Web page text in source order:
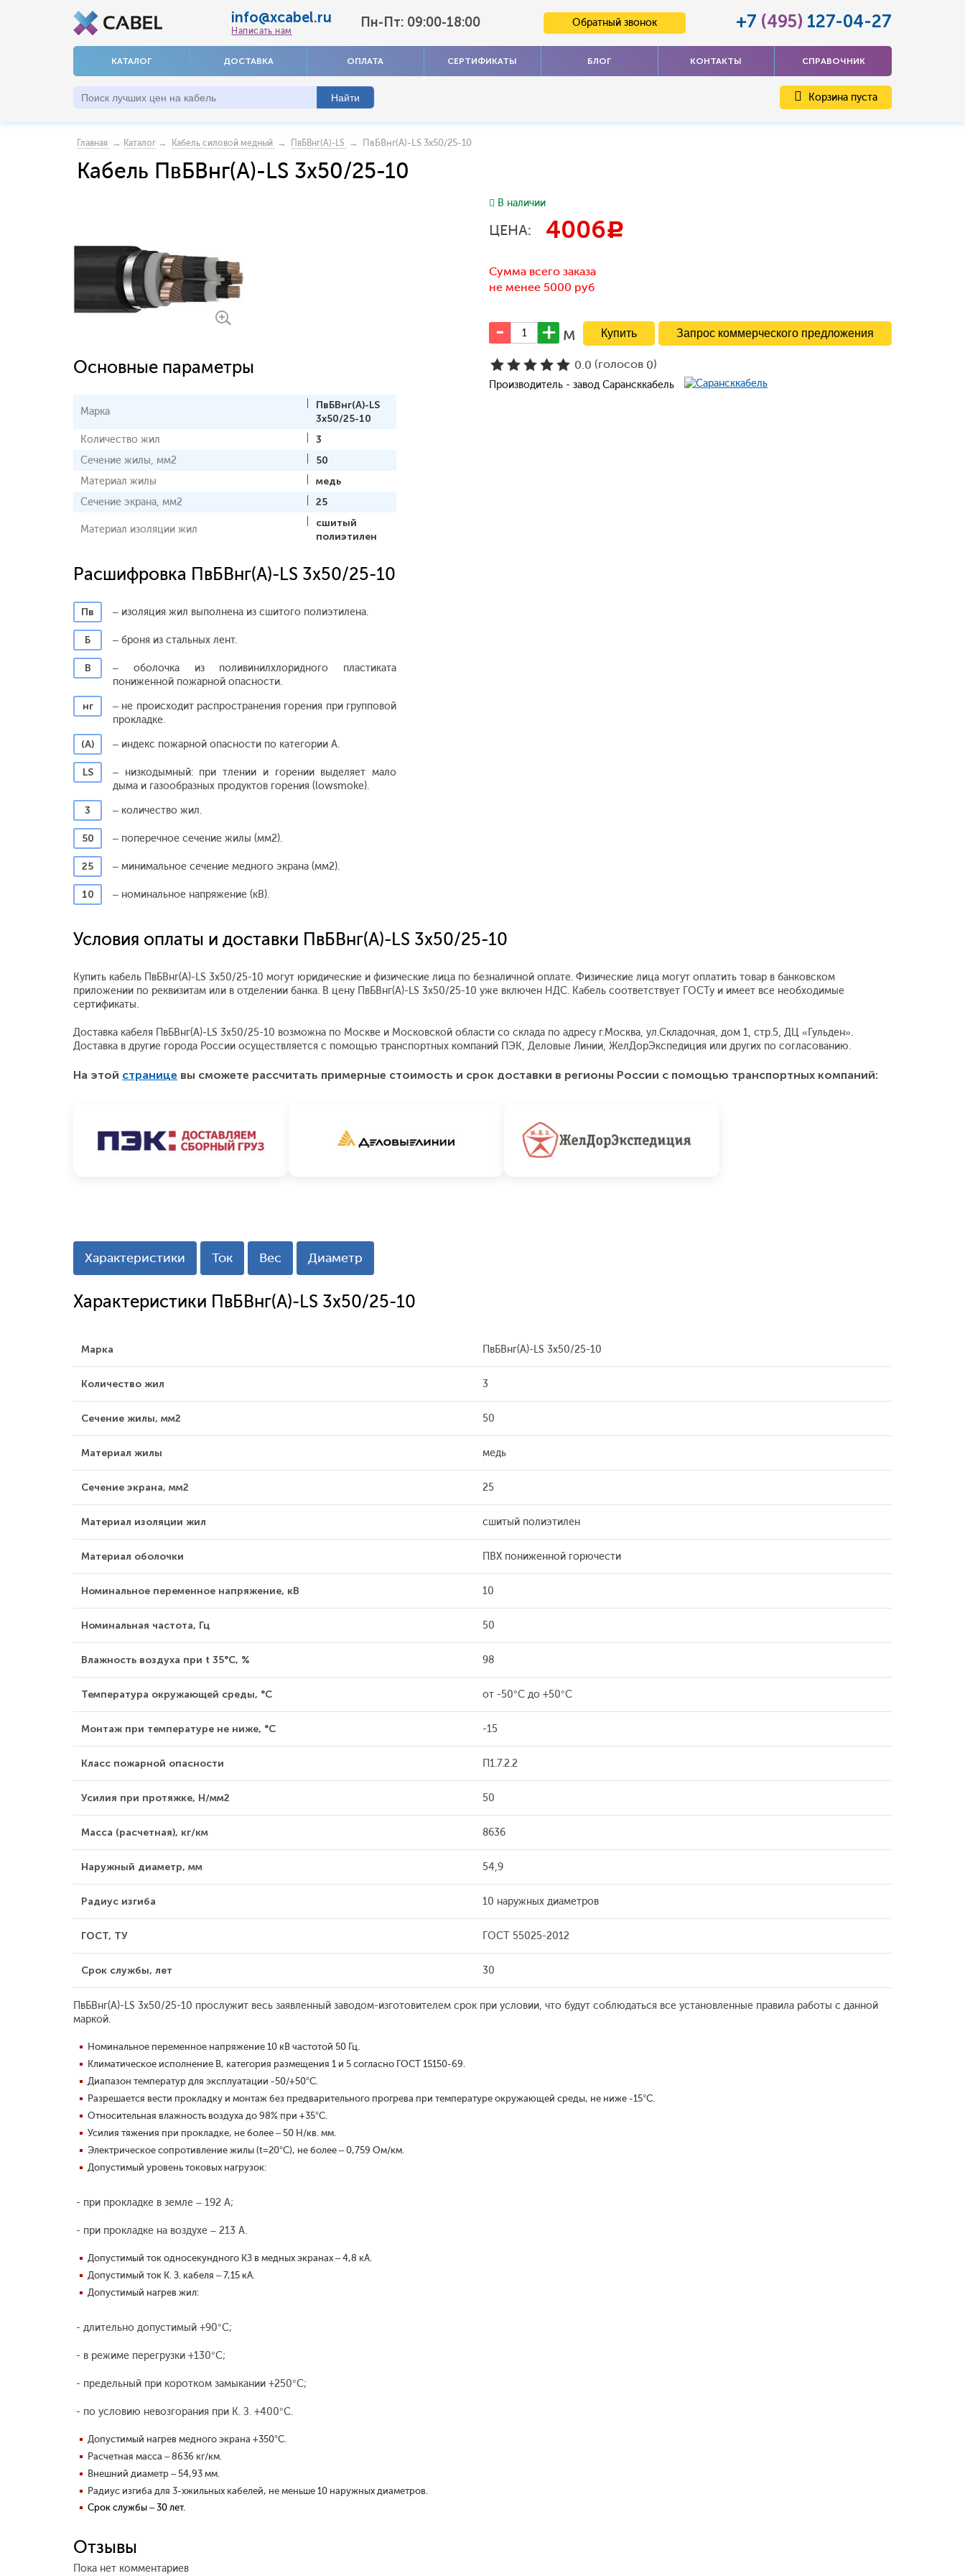
info@xcabel.ru
Написать нам
Пн-Пт: 09:00-18:00 Обратный звонок +7 (495) 127-04-27
КАТАЛОГ ДОСТАВКА ОПЛАТА СЕРТИФИКАТЫ БЛОГ КОНТАКТЫ СПРАВОЧНИК
Корзина пуста
Главная → Каталог → Кабель силовой медный → ПвБВнг(A)-LS → ПвБВнг(A)-LS 3x50/25-10
Кабель ПвБВнг(A)-LS 3x50/25-10
Основные параметры
Марка
ПвБВнг(A)-LS
3x50/25-10
Количество жил
3
Сечение жилы, мм2
50
Материал жилы
медь
Сечение экрана, мм2
25
Материал изоляции жил
сшитый
полиэтилен
Расшифровка ПвБВнг(A)-LS 3x50/25-10
Пв – изоляция жил выполнена из сшитого полиэтилена.
Б – броня из стальных лент.
В
– оболочка из поливинилхлоридного пластиката
пониженной пожарной опасности.
нг
– не происходит распространения горения при групповой
прокладке.
(А)
– индекс пожарной опасности по категории А.
LS
– низкодымный: при тлении и горении выделяет мало
дыма и газообразных продуктов горения (lowsmoke).
3
– количество жил.
50 – поперечное сечение жилы (мм2).
25 – минимальное сечение медного экрана (мм2).
10 – номинальное напряжение (кВ).
В наличии
ЦЕНА: 4006c
Сумма всего заказа
не менее 5000 руб
м Запрос коммерческого предложения
0.0 (голосов 0)
Производитель - завод Сарансккабель
Условия оплаты и доставки ПвБВнг(A)-LS 3x50/25-10
Купить кабель ПвБВнг(A)-LS 3x50/25-10 могут юридические и физические лица по безналичной оплате. Физические лица могут оплатить товар в банковском
приложении по реквизитам или в отделении банка. В цену ПвБВнг(A)-LS 3x50/25-10 уже включен НДС. Кабель соответствует ГОСТу и имеет все необходимые
сертификаты.
Доставка кабеля ПвБВнг(A)-LS 3x50/25-10 возможна по Москве и Московской области со склада по адресу г.Москва, ул.Складочная, дом 1, стр.5, ДЦ «Гульден».
Доставка в другие города России осуществляется с помощью транспортных компаний ПЭК, Деловые Линии, ЖелДорЭкспедиция или других по согласованию.
На этой странице вы сможете рассчитать примерные стоимость и срок доставки в регионы России с помощью транспортных компаний:
Характеристики Ток Вес Диаметр
Характеристики ПвБВнг(A)-LS 3x50/25-10
Марка ПвБВнг(A)-LS 3x50/25-10
Количество жил 3
Сечение жилы, мм2 50
Материал жилы медь
Сечение экрана, мм2 25
Материал изоляции жил сшитый полиэтилен
Материал оболочки ПВХ пониженной горючести
Номинальное переменное напряжение, кВ 10
Номинальная частота, Гц 50
Влажность воздуха при t 35°С, % 98
Температура окружающей среды, °С от -50°С до +50°С
Монтаж при температуре не ниже, °С -15
Класс пожарной опасности П1.7.2.2
Усилия при протяжке, Н/мм2 50
Масса (расчетная), кг/км 8636
Наружный диаметр, мм 54,9
Радиус изгиба 10 наружных диаметров
ГОСТ, ТУ ГОСТ 55025-2012
Срок службы, лет 30
ПвБВнг(A)-LS 3x50/25-10 прослужит весь заявленный заводом-изготовителем срок при условии, что будут соблюдаться все установленные правила работы с данной
маркой.
Номинальное переменное напряжение 10 кВ частотой 50 Гц.
Климатическое исполнение В, категория размещения 1 и 5 согласно ГОСТ 15150-69.
Диапазон температур для эксплуатации -50/+50°С.
Разрешается вести прокладку и монтаж без предварительного прогрева при температуре окружающей среды, не ниже -15°С.
Относительная влажность воздуха до 98% при +35°С.
Усилия тяжения при прокладке, не более – 50 Н/кв. мм.
Электрическое сопротивление жилы (t=20°С), не более – 0,759 Ом/км.
Допустимый уровень токовых нагрузок:
- при прокладке в земле – 192 А;
- при прокладке на воздухе – 213 А.
Допустимый ток односекундного КЗ в медных экранах – 4,8 кА.
Допустимый ток К. З. кабеля – 7,15 кА.
Допустимый нагрев жил:
- длительно допустимый +90°С;
- в режиме перегрузки +130°С;
- предельный при коротком замыкании +250°С;
- по условию невозгорания при К. З. +400°С.
Допустимый нагрев медного экрана +350°С.
Расчетная масса – 8636 кг/км.
Внешний диаметр – 54,93 мм.
Радиус изгиба для 3-хжильных кабелей, не меньше 10 наружных диаметров.
Срок службы – 30 лет.
Отзывы
Пока нет комментариев